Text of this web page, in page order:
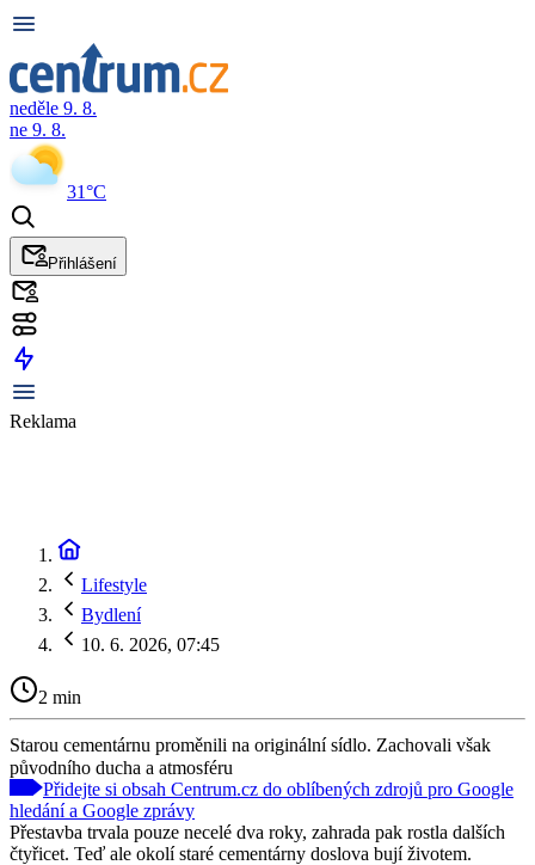
neděle 9. 8.
ne 9. 8.
31°C
Přihlášení
Reklama
Lifestyle
Bydlení
10. 6. 2026, 07:45
2 min
Starou cementárnu proměnili na originální sídlo. Zachovali však
původního ducha a atmosféru
Přidejte si obsah Centrum.cz do oblíbených zdrojů pro Google
hledání a Google zprávy
Přestavba trvala pouze necelé dva roky, zahrada pak rostla dalších
čtyřicet. Teď ale okolí staré cementárny doslova bují životem.